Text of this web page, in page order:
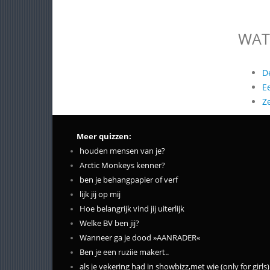
Meer quizzen:
houden mensen van je?
Arctic Monkeys kenner?
ben je behangpapier of verf
lijk jij op mij
Hoe belangrijk vind jij uiterlijk
Welke BV ben jij?
Wanneer ga je dood »AANRADER«
Ben je een ruziie makert..
als je vekering had in showbizz,met wie (only for girls)